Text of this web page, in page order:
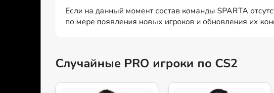
Если на данный момент состав команды SPARTA
по мере появления новых игроков и обновления их
Случайные PRO игроки по CS2